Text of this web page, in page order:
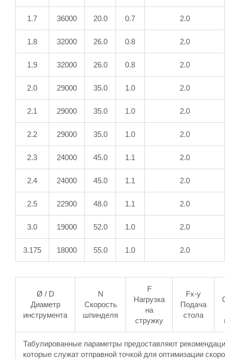
1.7 36000 20.0 0.7 2.0
1.8 32000 26.0 0.8 2.0
1.9 32000 26.0 0.8 2.0
2.0 29000 35.0 1.0 2.0
2.1 29000 35.0 1.0 2.0
2.2 29000 35.0 1.0 2.0
2.3 24000 45.0 1.1 2.0
2.4 24000 45.0 1.1 2.0
2.5 22900 48.0 1.1 2.0
3.0 19000 52.0 1.0 2.0
3.175 18000 55.0 1.0 2.0
Ø / D
Диаметр
инструмента
N
Скорость
шпинделя
F
Нагрузка
на
стружку
Fx-y
Подача
стола
Табулированные параметры предоставляют
которые служат отправной точкой для оптимизации